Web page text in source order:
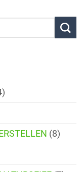
(8)